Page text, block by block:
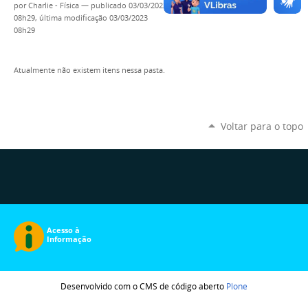
porCharlie - Física — publicado 03/03/2023
08h29, última modificação 03/03/2023
08h29
Atualmente não existem itens nessa pasta.
Voltar para o topo
Desenvolvido com o CMS de código aberto Plone